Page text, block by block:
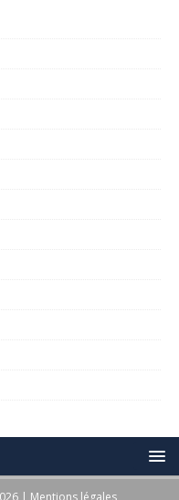
| Mentions légales